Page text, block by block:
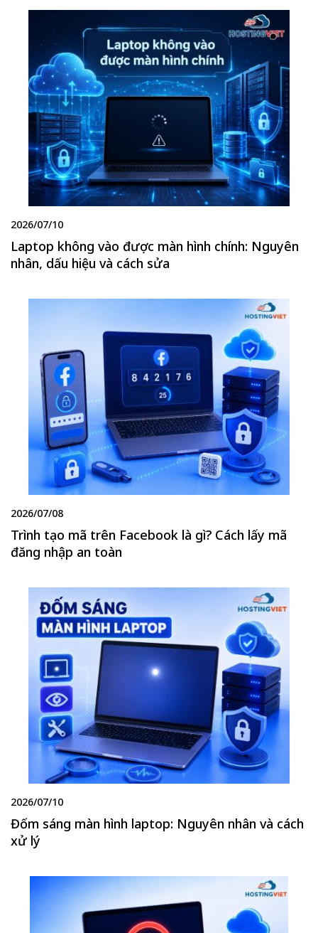
2026/07/10
Laptop không vào được màn hình chính: Nguyên
nhân, dấu hiệu và cách sửa
2026/07/08
Trình tạo mã trên Facebook là gì? Cách lấy mã
đăng nhập an toàn
2026/07/10
Đốm sáng màn hình laptop: Nguyên nhân và cách
xử lý